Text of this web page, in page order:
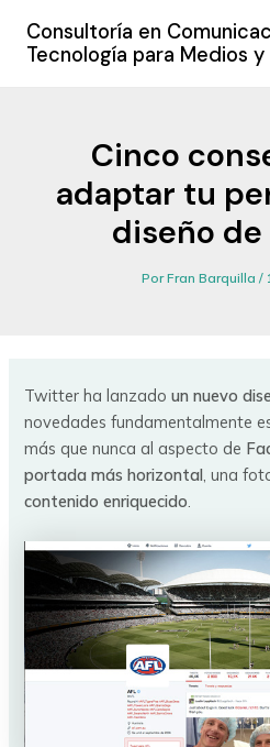
contenido
Consultoría en
Tecnología para Medios y
Cinco
adaptar tu
diseño
PorFran Barquilla /
Twitter ha lanzado un nuevo
novedades fundamentalmente
más que nunca al aspecto de
portada más horizontal, una
contenido enriquecido.